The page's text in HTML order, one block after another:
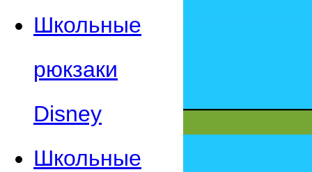
Школьные
рюкзаки
Disney
Школьные